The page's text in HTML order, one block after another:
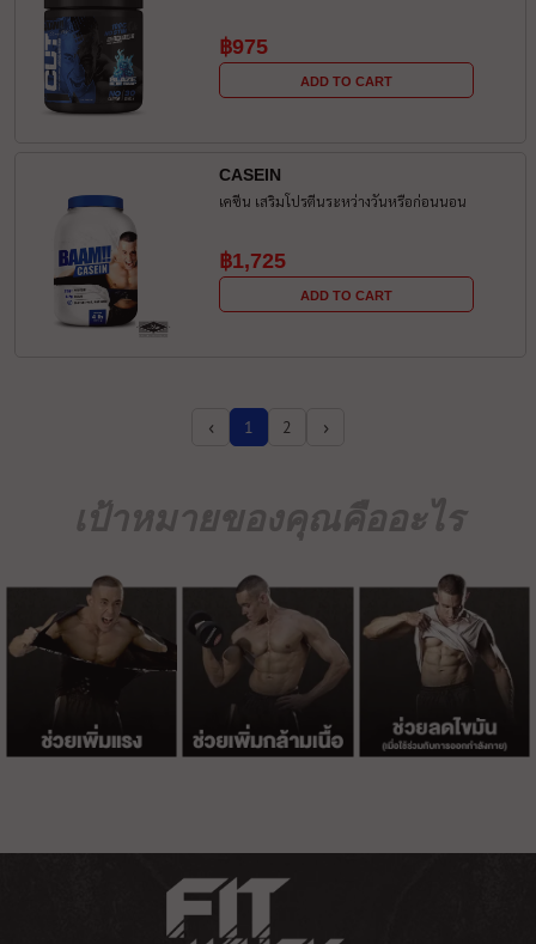
฿975
ADD TO CART
CASEIN
เคซีน เสริมโปรตีนระหว่างวันหรือก่อนนอน
฿1,725
ADD TO CART
‹ 1 2 ›
เป้าหมายของคุณคืออะไร